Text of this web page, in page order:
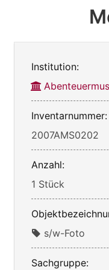
Institution:
Inventarnummer:
2007AMS0202
Anzahl:
1 Stück
s/w-Foto
Sachgruppe: